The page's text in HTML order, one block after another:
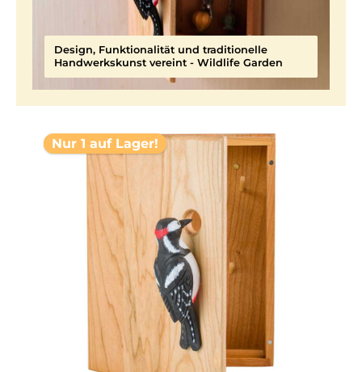
Design, Funktionalität und traditionelle
Handwerkskunst vereint - Wildlife Garden
Nur 1 auf Lager!